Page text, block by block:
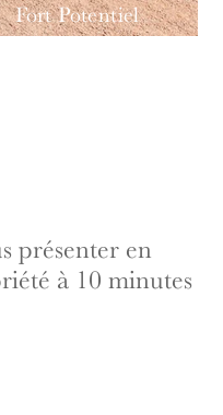
Fort Potentiel
présenter en
à 10 minutes